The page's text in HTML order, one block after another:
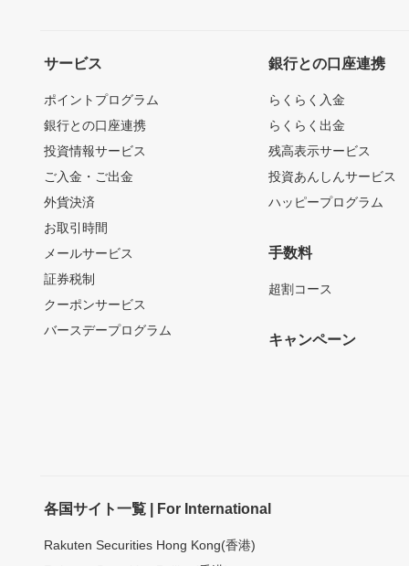
サービス
ポイントプログラム
銀行との口座連携
投資情報サービス
ご入金・ご出金
外貨決済
お取引時間
メールサービス
証券税制
クーポンサービス
バースデープログラム
銀行との口座連携
らくらく入金
らくらく出金
残高表示サービス
投資あんしんサービス
ハッピープログラム
手数料
超割コース
キャンペーン
各国サイト一覧 | For International
Rakuten Securities Hong Kong(香港)